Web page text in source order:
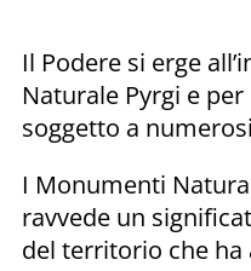
Il Podere si erge
Naturale Pyrgi e
soggetto a
I Monumenti
ravvede un
del territorio che ha